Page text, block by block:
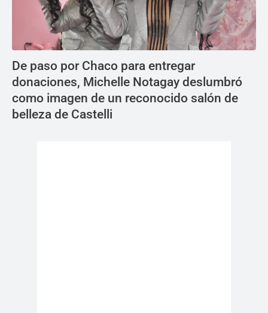
De paso por Chaco para entregar
donaciones, Michelle Notagay deslumbró
como imagen de un reconocido salón de
belleza de Castelli